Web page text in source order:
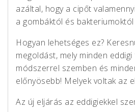
azáltal, hogy a cipőt
a gombáktól és
Hogyan lehetséges ez?
megoldást, mely minden
módszerrel szemben és
előnyösebb! Melyek voltak az
Az új eljárás az eddigiekkel